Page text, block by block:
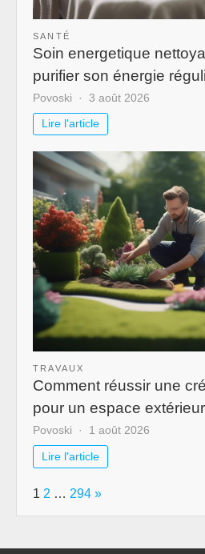
SANTÉ
Soin energetique
purifier son énergie
Povoski 3 août 2026
Lire l'article
TRAVAUX
Comment réussir une
pour un espace
Povoski 1 août 2026
Lire l'article
Page:
1 2 … 294 Next
»